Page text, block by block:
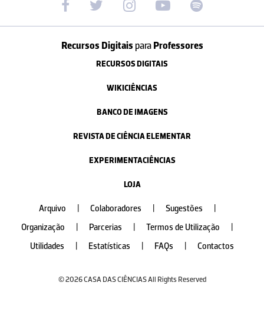
Recursos Digitais paraProfessores
RECURSOS DIGITAIS
WIKICIÊNCIAS
BANCO DE IMAGENS
REVISTA DE CIÊNCIA ELEMENTAR
EXPERIMENTACIÊNCIAS
LOJA
Arquivo Colaboradores Sugestões
Organização
Parcerias Termos de Utilização
Utilidades
Estatísticas FAQs Contactos
© 2026 CASA DAS CIÊNCIAS All Rights Reserved